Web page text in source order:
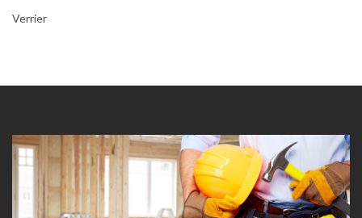
Verrier